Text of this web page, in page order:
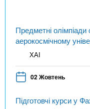
Предметні
аерокосмічному
ХАІ
02 Жовтень
Підготовчі курси у